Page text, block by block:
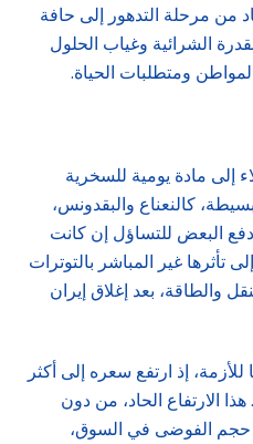
من مرحلة التدهور إلى حافة
الشرائية وغياب الحلول
ومتطلبات الحياة.
إلى مادة يومية للسخرية
كالنعناع والبقدونس،
البعض للتساؤل إن كانت
غير المباشر بالتوترات
والطاقة، بعد إغلاق إيران
إذ ارتفع سعره إلى أكثر
الارتفاع الحاد، من دون
حجم الفوضى في السوق،